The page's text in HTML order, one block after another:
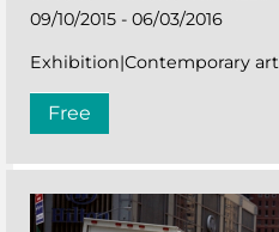
09/10/2015 - 06/03/2016
Exhibition|Contemporary art
Free